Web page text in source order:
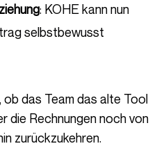
: KOHE kann nun
selbstbewusst
die Rechnungen noch von
zurückzukehren.